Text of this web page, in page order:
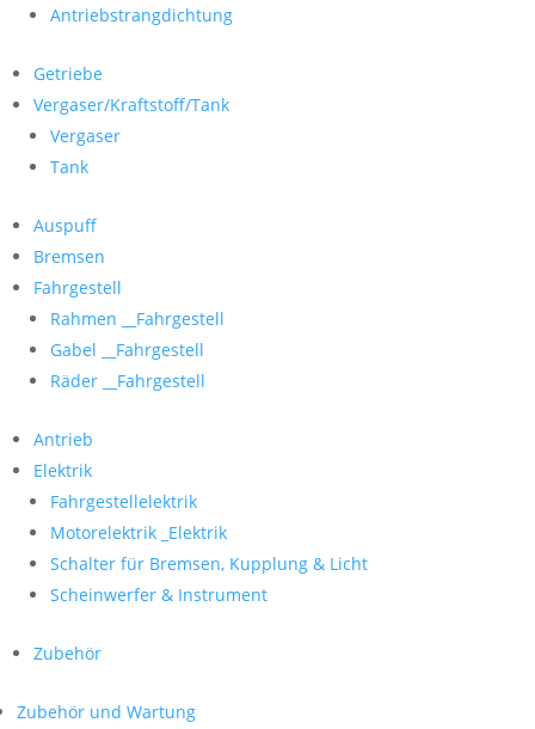
Antriebstrangdichtung
Getriebe
Vergaser/Kraftstoff/Tank
Vergaser
Tank
Auspuff
Bremsen
Fahrgestell
Rahmen __Fahrgestell
Gabel __Fahrgestell
Räder __Fahrgestell
Antrieb
Elektrik
Fahrgestellelektrik
Motorelektrik _Elektrik
Schalter für Bremsen, Kupplung & Licht
Scheinwerfer & Instrument
Zubehör
Zubehör und Wartung